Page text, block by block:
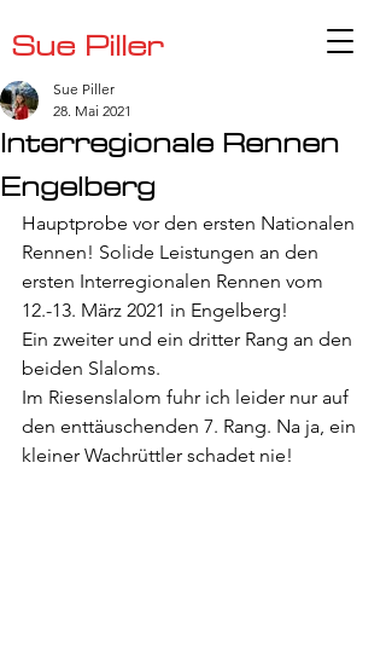
Sue Piller
Interregionale Rennen
Engelberg
Sue Piller
28. Mai 2021
Hauptprobe vor den ersten Nationalen
Rennen! Solide Leistungen an den
ersten Interregionalen Rennen vom
12.-13. März 2021 in Engelberg!
Ein zweiter und ein dritter Rang an den
beiden Slaloms.
Im Riesenslalom fuhr ich leider nur auf
den enttäuschenden 7. Rang. Na ja, ein
kleiner Wachrüttler schadet nie!